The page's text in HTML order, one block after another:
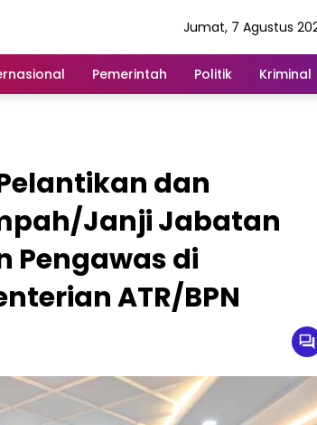
Jumat, 7 Agustus
Pemerintah Politik Kriminal
dan
Janji Jabatan
Pengawas di
ATR/BPN